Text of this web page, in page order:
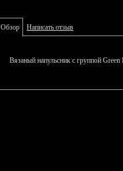
Обзор Написать отзыв
Вязаный напульсник с группой Green